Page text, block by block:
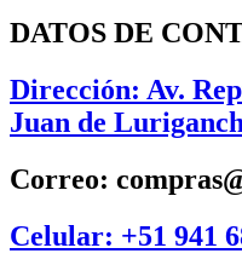
DATOS DE
Dirección: Av.
Juan de
Correo:
Celular: +51 941